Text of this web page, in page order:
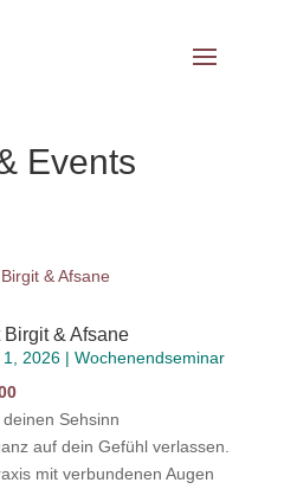
Events
& Afsane
1, 2026| Wochenendseminar
Sehsinn
auf dein Gefühl verlassen.
mit verbundenen Augen